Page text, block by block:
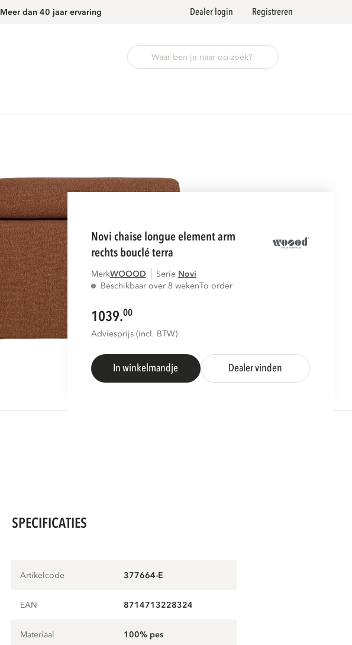
Meer dan 40 jaar ervaring Dealer login Registreren
novi chaise longue element arm
rechts bouclé terra
MerkWOOOD Serie
novi
Beschikbaar over 8 wekenTo order
1039.00
Adviesprijs (incl. BTW)
In winkelmandje Dealer vinden
SPECIFICATIES
Artikelcode 377664-E
EAN 8714713228324
Materiaal 100% pes